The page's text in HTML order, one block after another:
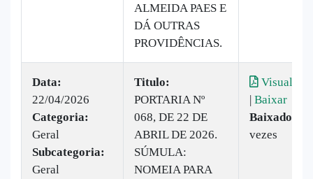
ALMEIDA PAES E
DÁ OUTRAS
PROVIDÊNCIAS.
Data:
22/04/2026
Categoria:
Geral
Subcategoria:
Geral
Titulo:
PORTARIA Nº
068, DE 22 DE
ABRIL DE 2026.
SÚMULA:
NOMEIA PARA
Visualizar
| Baixar
Baixado:
vezes